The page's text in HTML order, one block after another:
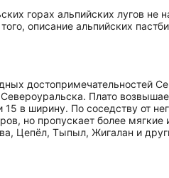
горах альпийских лугов
описание альпийских
до­сто­при­ме­ча­тель­но­стей
Плато
15 в ширину. По соседству от
но пропускает более
Цепёл, Тыпыл, Жигалан и